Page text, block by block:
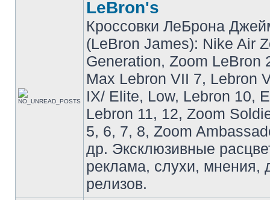
LeBron's
Кроссовки ЛеБрона
(LeBron James): Nike Air
Generation, Zoom LeBron
Max Lebron VII 7, Lebron
IX/ Elite, Low, Lebron 10,
Lebron 11, 12, Zoom
5, 6, 7, 8, Zoom
др. Эксклюзивные
реклама, слухи, мнения,
релизов.